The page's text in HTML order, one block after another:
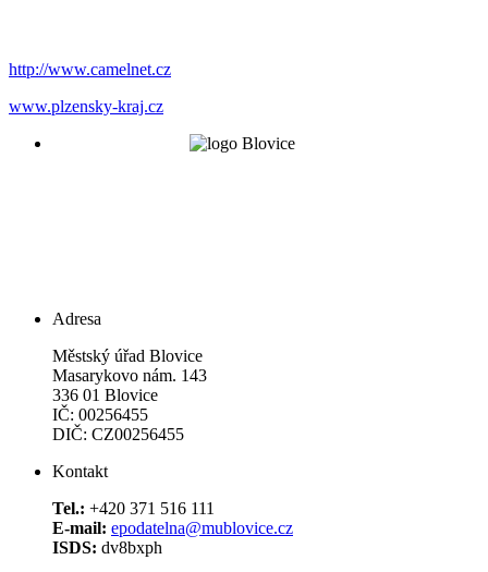
http://www.camelnet.cz
www.plzensky-kraj.cz
Adresa
Městský úřad Blovice
Masarykovo nám. 143
336 01 Blovice
IČ: 00256455
DIČ: CZ00256455
Kontakt
Tel.: +420 371 516 111
E-mail: epodatelna@mublovice.cz
ISDS: dv8bxph